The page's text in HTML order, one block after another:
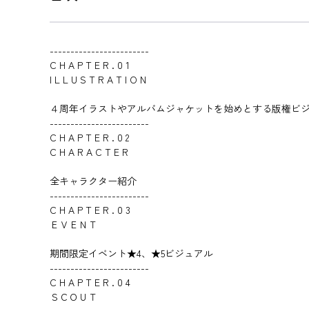
------------------------
C H A P T E R . 0 1
I L L U S T R A T I O N
４周年イラストやアルバムジャケットを始めとする版権ビ
------------------------
C H A P T E R . 0 2
C H A R A C T E R
全キャラクター紹介
------------------------
C H A P T E R . 0 3
ＥＶＥＮＴ
期間限定イベント★4、★5ビジュアル
------------------------
C H A P T E R . 0 4
ＳＣＯＵＴ